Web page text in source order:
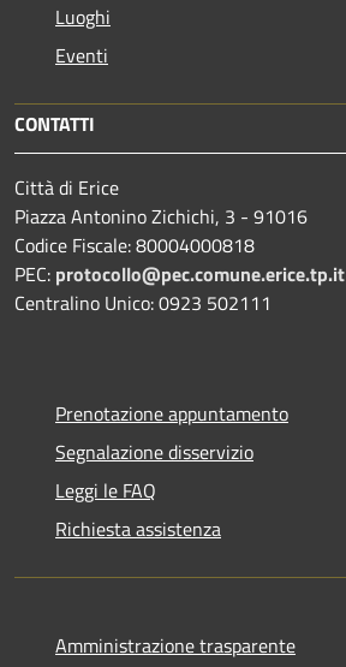
Luoghi
Eventi
CONTATTI
Città di Erice
Piazza Antonino Zichichi, 3 - 91016
Codice Fiscale: 80004000818
PEC: protocollo@pec.comune.erice.tp.it
Centralino Unico: 0923 502111
Prenotazione appuntamento
Segnalazione disservizio
Leggi le FAQ
Richiesta assistenza
Amministrazione trasparente